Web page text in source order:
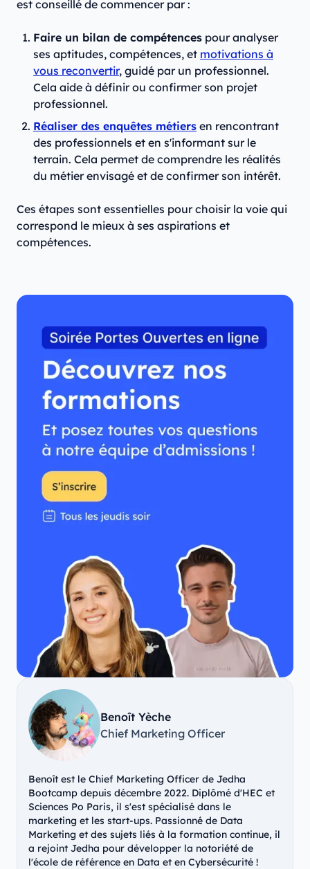
est conseillé de commencer par :
Faire un bilan de compétences pour analyser
ses aptitudes, compétences, et motivations à
vous reconvertir, guidé par un professionnel.
Cela aide à définir ou confirmer son projet
professionnel.
Réaliser des enquêtes métiers en rencontrant
des professionnels et en s'informant sur le
terrain. Cela permet de comprendre les réalités
du métier envisagé et de confirmer son intérêt.
Ces étapes sont essentielles pour choisir la voie qui
correspond le mieux à ses aspirations et
compétences.
Benoît Yèche
Chief Marketing Officer
Benoît est le Chief Marketing Officer de Jedha
Bootcamp depuis décembre 2022. Diplômé d'HEC et
Sciences Po Paris, il s'est spécialisé dans le
marketing et les start-ups. Passionné de Data
Marketing et des sujets liés à la formation continue, il
a rejoint Jedha pour développer la notoriété de
l'école de référence en Data et en Cybersécurité !